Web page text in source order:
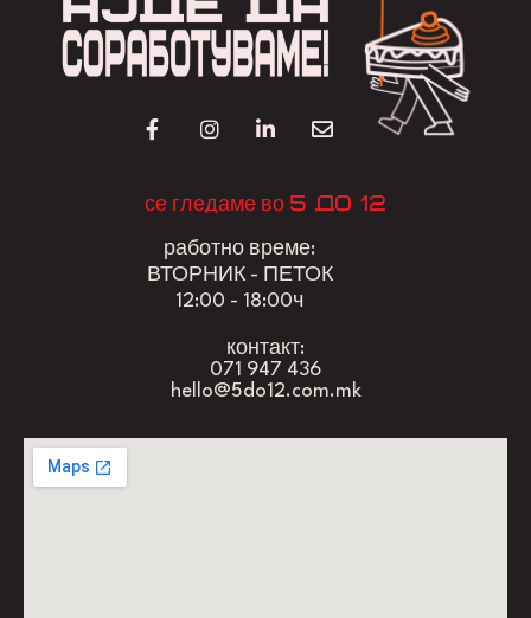
се гледаме во 5 до 12
работно време:
ВТОРНИК - ПЕТОК
12:00 - 18:00ч
контакт:
071 947 436
hello@5do12.com.mk